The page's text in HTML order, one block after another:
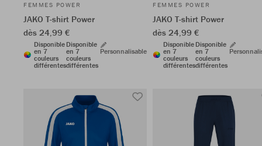
FEMMES POWER
JAKO T-shirt Power
dès 24,99 €
Disponible
en 7
couleurs
différentes
Disponible
en 7
couleurs
différentes
Personnalisable
FEMMES POWER
JAKO T-shirt Power
dès 24,99 €
Disponible
en 7
couleurs
différentes
Disponible
en 7
couleurs
différentes